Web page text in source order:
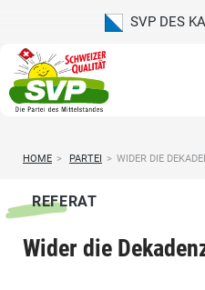
SVP DES
HOME > PARTEI > WIDER DIE
REFERAT
Wider die